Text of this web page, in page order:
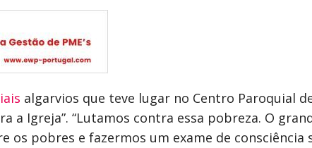
algarvios que teve lugar no Centro Paroquial
a Igreja”. “Lutamos contra essa pobreza. O
os pobres e fazermos um exame de consciência